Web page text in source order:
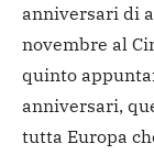
anniversari di
novembre al
quinto
anniversari,
tutta Europa